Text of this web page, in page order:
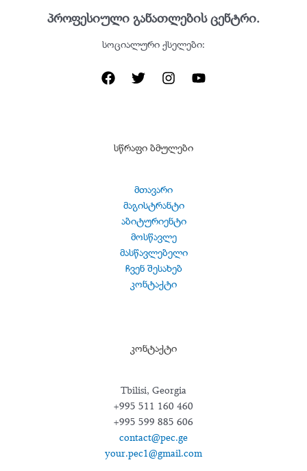
პროფესიული განათლების ცენტრი.
სოციალური ქსელები:
სწრაფი ბმულები
მთავარი
მაგისტრანტი
აბიტურიენტი
მოსწავლე
მასწავლებელი
ჩვენ შესახებ
კონტაქტი
კონტაქტი
Tbilisi, Georgia
+995 511 160 460
+995 599 885 606
contact@pec.ge
your.pec1@gmail.com